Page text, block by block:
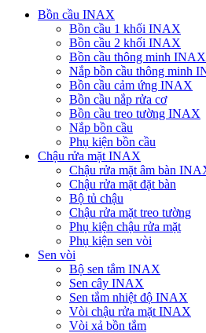
Bồn cầu INAX
Bồn cầu 1 khối INAX
Bồn cầu 2 khối INAX
Bồn cầu thông minh INAX
Nắp bồn cầu thông minh
Bồn cầu cảm ứng INAX
Bồn cầu nắp rửa cơ
Bồn cầu treo tường INAX
Nắp bồn cầu
Phụ kiện bồn cầu
Chậu rửa mặt INAX
Chậu rửa mặt âm bàn
Chậu rửa mặt đặt bàn
Bộ tủ chậu
Chậu rửa mặt treo tường
Phụ kiện chậu rửa mặt
Phụ kiện sen vòi
Sen vòi
Bộ sen tắm INAX
Sen cây INAX
Sen tắm nhiệt độ INAX
Vòi chậu rửa mặt INAX
Vòi xả bồn tắm